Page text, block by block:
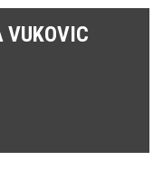
VUKOVIC